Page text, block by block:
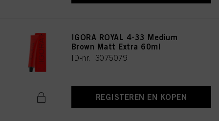
IGORA ROYAL 4-33 Medium
Brown Matt Extra 60ml
ID-nr. 3075079
REGISTEREN EN KOPEN